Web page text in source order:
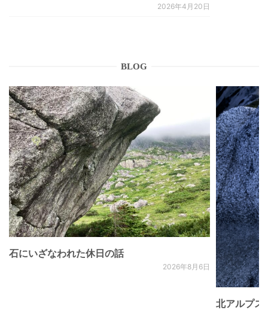
2026年4月20日
BLOG
石にいざなわれた休日の話
2026年8月6日
北アルプ